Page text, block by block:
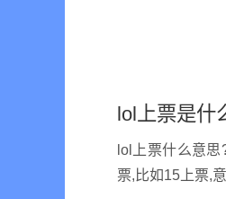
lol上票是什
lol上票什么意
票,比如15上票,